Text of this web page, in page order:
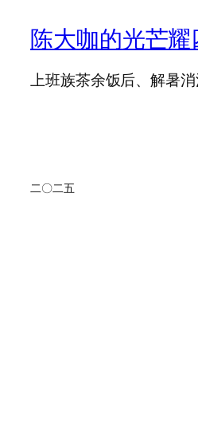
陈大咖的光芒耀
上班族茶余饭后、解暑消
二〇二五